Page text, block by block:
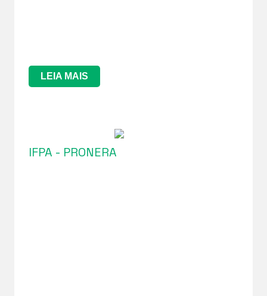
LEIA MAIS
IFPA - PRONERA